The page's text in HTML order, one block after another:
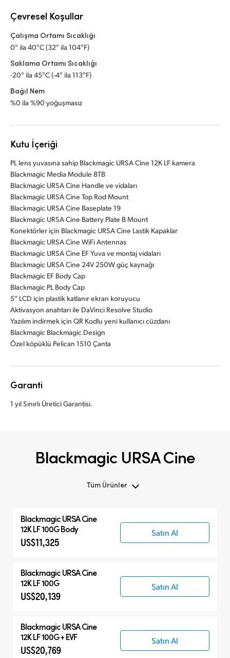
Çevresel Koşullar
Çalışma Ortamı Sıcaklığı
0° ila 40°C (32° ila 104°F)
Saklama Ortamı Sıcaklığı
-20° ila 45°C (-4° ila 113°F)
Bağıl Nem
%0 ila %90 yoğuşmasız
Kutu İçeriği
PL lens yuvasına sahip Blackmagic URSA Cine 12K LF kamera
Blackmagic Media Module 8TB
Blackmagic URSA Cine Handle ve vidaları
Blackmagic URSA Cine Top Rod Mount
Blackmagic URSA Cine Baseplate 19
Blackmagic URSA Cine Battery Plate B Mount
Konektörler için Blackmagic URSA Cine Lastik Kapaklar
Blackmagic URSA Cine WiFi Antennas
Blackmagic URSA Cine EF Yuva ve montaj vidaları
Blackmagic URSA Cine 24V 250W güç kaynağı
Blackmagic EF Body Cap
Blackmagic PL Body Cap
5” LCD için plastik katlanır ekran koruyucu
Aktivasyon anahtarı ile DaVinci Resolve Studio
Yazılım indirmek için QR Kodlu yeni kullanıcı cüzdanı
Blackmagic Blackmagic Design
Özel köpüklü Pelican 1510 Çanta
Garanti
1 yıl Sınırlı Üretici Garantisi.
Blackmagic URSA Cine
Tüm Ürünler
Blackmagic URSA Cine
Aksesuarlar
BlackmagicURSA Cine
12K LF 100G Body
US$11,325
Satın Al
BlackmagicURSA Cine
12K LF 100G
US$20,139
Satın Al
BlackmagicURSA Cine
12K LF 100G + EVF
US$20,769
Satın Al